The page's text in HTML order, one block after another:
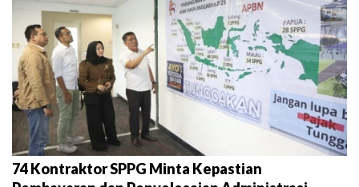
74 Kontraktor SPPG Minta Kepastian